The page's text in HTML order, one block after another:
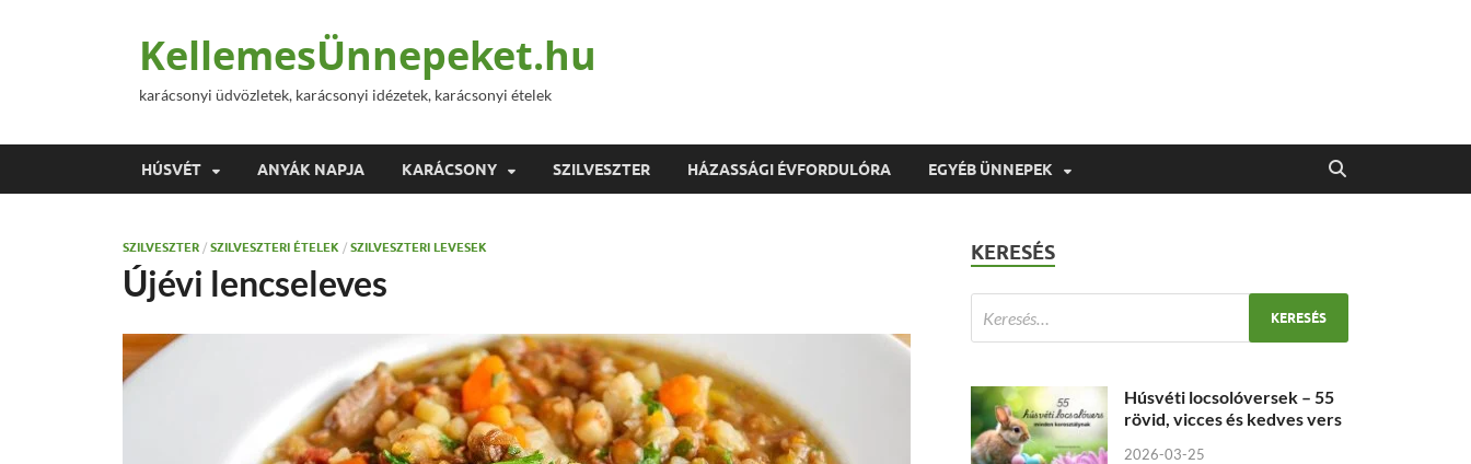
KellemesÜnnepeket.hu
karácsonyi üdvözletek, karácsonyi idézetek, karácsonyi ételek
HÚSVÉT ANYÁK NAPJA KARÁCSONY SZILVESZTER HÁZASSÁGI ÉVFORDULÓRA EGYÉB ÜNNEPEK
SZILVESZTER / SZILVESZTERI ÉTELEK / SZILVESZTERI LEVESEK
Újévi lencseleves
KERESÉS
Húsvéti locsolóversek – 55
rövid, vicces és kedves vers
2026-03-25